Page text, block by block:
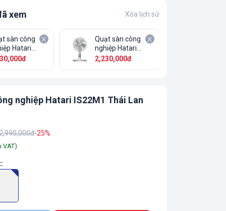
xem Xóa lịch sử
sàn công
Hatari
Thái Lan
Quạt sàn công
nghiệp Hatari
IS22M1 Thái Lan
2,230,000đ
nghiệp Hatari IS22M1 Thái Lan
-25%
VAT)
: